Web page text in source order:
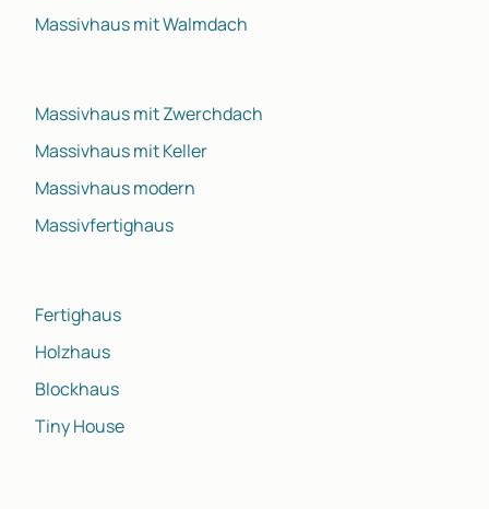
Massivhaus mit Walmdach
Massivhaus mit Zwerchdach
Massivhaus mit Keller
Massivhaus modern
Massivfertighaus
Fertighaus
Holzhaus
Blockhaus
Tiny House